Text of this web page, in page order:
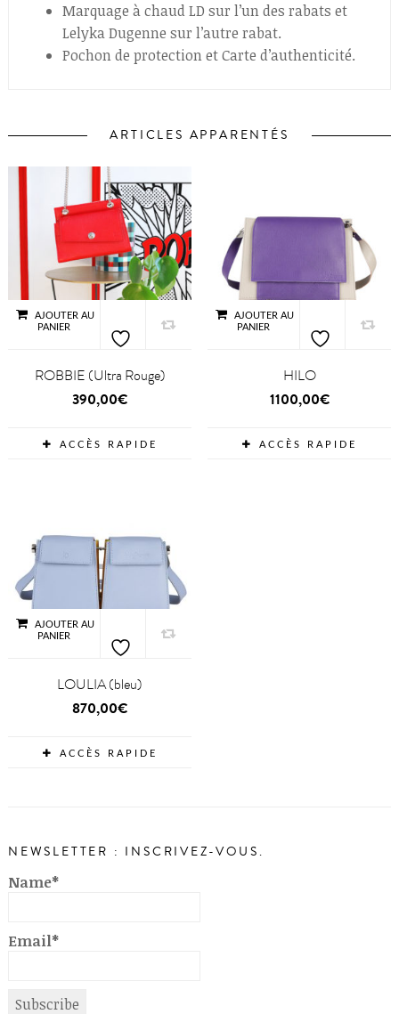
Marquage à chaud LD sur l’un des rabats et
Lelyka Dugenne sur l’autre rabat.
Pochon de protection et Carte d’authenticité.
ARTICLES APPARENTÉS
AJOUTER AU
PANIER
ROBBIE (Ultra Rouge)
390,00€
ACCÈS RAPIDE
AJOUTER AU
PANIER
HILO
1100,00€
ACCÈS RAPIDE
AJOUTER AU
PANIER
LOULIA (bleu)
870,00€
ACCÈS RAPIDE
NEWSLETTER : INSCRIVEZ-VOUS.
Name*
Email*